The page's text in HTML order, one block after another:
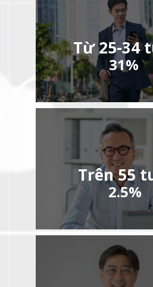
2.5%
Trên 55
Từ 25-34
31%